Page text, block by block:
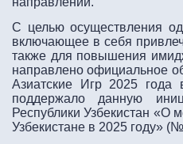
С целью осуществления
включающее в себя
также для повышения
направлено официальное
Азиатские Игр 2025 года
поддержало данную
Республики Узбекистан «О
Узбекистане в 2025 году»